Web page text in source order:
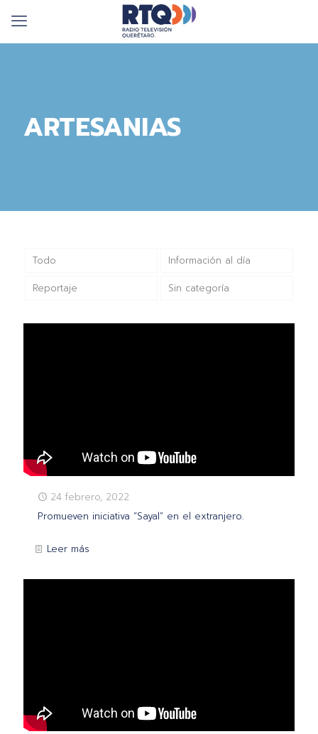
ARTESANIAS
Todo Información al día
Reportaje Sin categoría
24 febrero, 2022
Promueven iniciativa “Sayal” en el extranjero.
Leer más